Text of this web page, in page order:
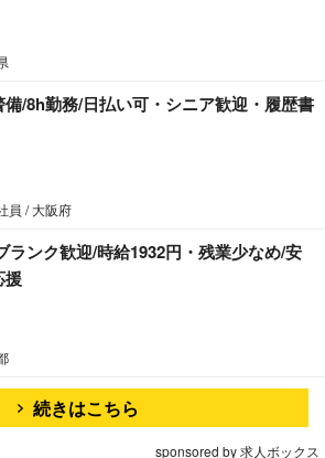
備/8h勤務/日払い可・シニア歓迎・履歴書
員 / 大阪府
ランク歓迎/時給1932円・残業少なめ/安
援
続きはこちら
sponsored by 求人ボックス